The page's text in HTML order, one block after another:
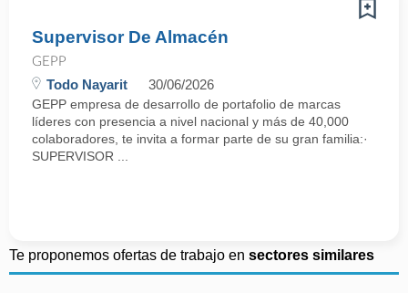
Supervisor De Almacén
GEPP
Todo Nayarit 30/06/2026
GEPP empresa de desarrollo de portafolio de marcas
líderes con presencia a nivel nacional y más de 40,000
colaboradores, te invita a formar parte de su gran familia:·
SUPERVISOR ...
Te proponemos ofertas de trabajo en sectores similares